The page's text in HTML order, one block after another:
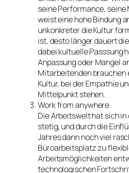
seine Performance,
weist eine hohe Bindung
unkonkreter die Kultur
ist, desto länger dauert
dabei kultuelle Passsung
Anpassung oder Mangel
Mitarbeitenden brauchen
Kultur, bei der Empathie
Mittelpunkt stehen.
Work from anywhere
Die Arbeitswelt hat sich
stetig, und durch die
Jahres dann noch viel
Büroarbeitsplatz zu
Arbeitsmöglichkeiten
technologischen